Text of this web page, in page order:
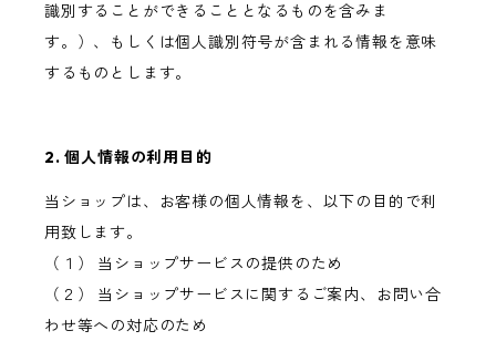
識別することができることとなるものを含みま
す。）、もしくは個人識別符号が含まれる情報を意味
するものとします。
2. 個人情報の利用目的
当ショップは、お客様の個人情報を、以下の目的で利
用致します。
（１） 当ショップサービスの提供のため
（２） 当ショップサービスに関するご案内、お問い合
わせ等への対応のため